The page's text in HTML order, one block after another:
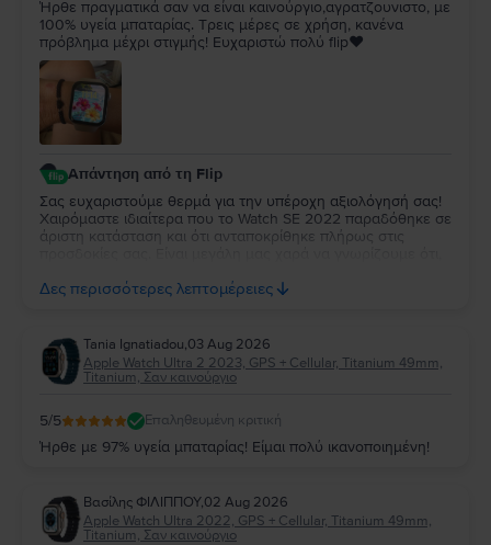
Ήρθε πραγματικά σαν να είναι καινούργιο,αγρατζουνιστο, με
100% υγεία μπαταρίας. Τρεις μέρες σε χρήση, κανένα
πρόβλημα μέχρι στιγμής! Ευχαριστώ πολύ flip❤️
Απάντηση από τη Flip
Σας ευχαριστούμε θερμά για την υπέροχη αξιολόγησή σας!
Χαιρόμαστε ιδιαίτερα που το Watch SE 2022 παραδόθηκε σε
άριστη κατάσταση και ότι ανταποκρίθηκε πλήρως στις
απολαύσετε τη νέα σας συσκευή για πολλά χρόνια!
Δες περισσότερες λεπτομέρειες
Tania Ignatiadou,03 Aug 2026
Apple Watch Ultra 2 2023, GPS + Cellular, Titanium 49mm,
Titanium, Σαν καινούργιο
5/5 Επαληθευμένη κριτική
Ήρθε με 97% υγεία μπαταρίας! Είμαι πολύ ικανοποιημένη!
Βασίλης ΦΙΛΙΠΠΟΥ,02 Aug 2026
Apple Watch Ultra 2022, GPS + Cellular, Titanium 49mm,
Titanium, Σαν καινούργιο